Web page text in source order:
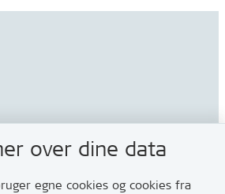
over dine data
egne cookies og cookies fra